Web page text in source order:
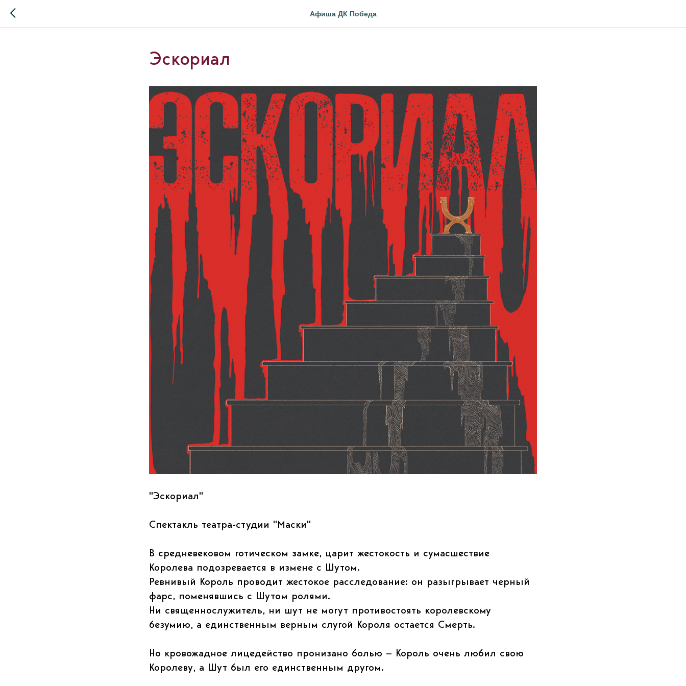
Афиша ДК Победа
Эскориал
"Эскориал"
Спектакль театра-студии "Маски"
В средневековом готическом замке, царит жестокость и сумасшествие
Королева подозревается в измене с Шутом.
Ревнивый Король проводит жестокое расследование: он разыгрывает черный
фарс, поменявшись с Шутом ролями.
Ни священнослужитель, ни шут не могут противостоять королевскому
безумию, а единственным верным слугой Короля остается Смерть.
Но кровожадное лицедейство пронизано болью — Король очень любил свою
Королеву, а Шут был его единственным другом.